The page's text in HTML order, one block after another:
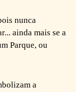
nunca
ainda mais se a
Parque, ou
a